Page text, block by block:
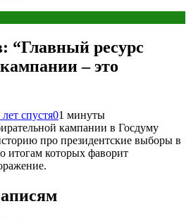
“Главный ресурс
– это
лет спустя01 минуты
кампании в Госдуму
про президентские выборы в
итогам которых фаворит